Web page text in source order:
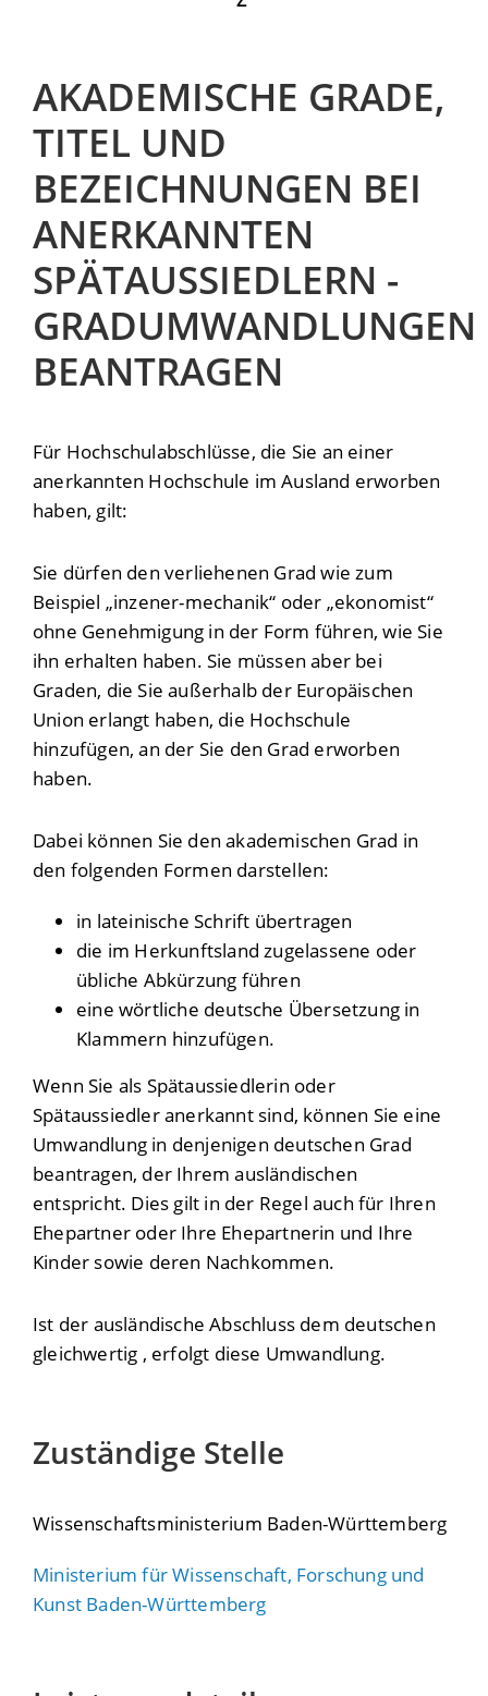
AKADEMISCHE GRADE,
TITEL UND
BEZEICHNUNGEN BEI
ANERKANNTEN
SPÄTAUSSIEDLERN -
GRADUMWANDLUNGEN
BEANTRAGEN
Für Hochschulabschlüsse, die Sie an einer
anerkannten Hochschule im Ausland erworben
haben, gilt:
Sie dürfen den verliehenen Gradwie zum
Beispiel „inzener-mechanik“ oder „ekonomist“
ohne Genehmigung in der Form führen, wie Sie
ihn erhalten haben. Sie müssen aber bei
Graden, die Sie außerhalb der Europäischen
Union erlangt haben, die Hochschule
hinzufügen, an der Sie den Grad erworben
haben.
Dabei können Sie den akademischen Grad in
den folgenden Formen darstellen:
in lateinische Schrift übertragen
die im Herkunftsland zugelassene oder
übliche Abkürzung führen
eine wörtliche deutsche Übersetzung in
Klammern hinzufügen.
Wenn Sie als Spätaussiedlerin oder
Spätaussiedler anerkannt sind, können Sie eine
Umwandlung in denjenigen deutschen Grad
beantragen, der Ihrem ausländischen
entspricht. Dies gilt in der Regel auch für Ihren
Ehepartner oder Ihre Ehepartnerin und Ihre
Kinder sowie deren Nachkommen.
Ist der ausländische Abschluss dem deutschen
gleichwertig , erfolgt diese Umwandlung.
Zuständige Stelle
Wissenschaftsministerium Baden-Württemberg
Ministerium für Wissenschaft, Forschung und
Kunst Baden-Württemberg